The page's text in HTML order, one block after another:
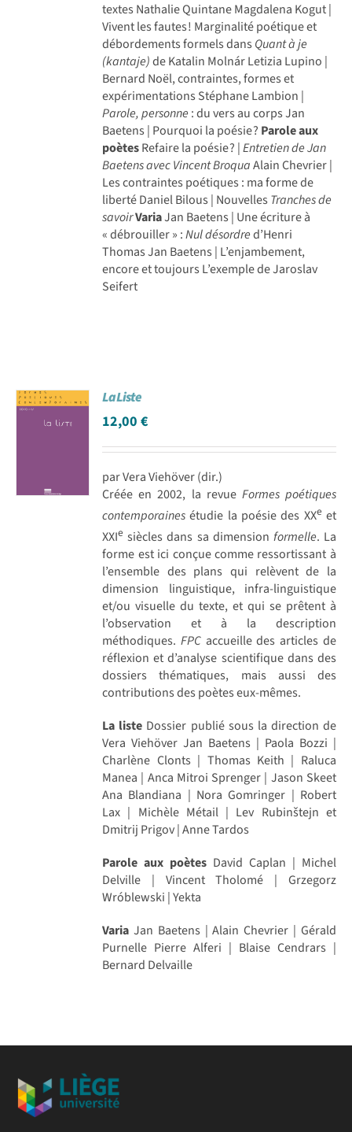
textes Nathalie Quintane Magdalena Kogut |
Vivent les fautes ! Marginalité poétique et
déborde­ments formels dans Quant à je
(kantaje)de Katalin Molnár Letizia Lupino |
Bernard Noël, contraintes, formes et
expérimentations Stéphane Lambion |
Parole, personne : du vers au corps Jan
Baetens | Pourquoi la poésie ? Parole aux
poètesRefaire la poésie ? |Entretien de Jan
Baetens avec Vincent BroquaAlain Chevrier |
Les contraintes poétiques : ma forme de
liberté Daniel Bilous | Nouvelles Tranches de
savoirVariaJan Baetens | Une écriture à
« débrouiller » :Nul désordred’Henri
Thomas Jan Baetens | L’enjambement,
encore et toujours L’exemple de Jaroslav
Seifert
La Liste
12,00€
par Vera Viehöver (dir.)
Créée en 2002, la revue Formes poétiques
contemporaines étudie la poésie des XXe et
XXIe siècles dans sa dimension formelle. La
forme est ici conçue comme ressortissant à
l’ensemble des plans qui relèvent de la
dimension linguistique, infra-linguistique
et/ou visuelle du texte, et qui se prêtent à
l’observation et à la description
méthodiques. FPCaccueille des articles de
réflexion et d’analyse scientifique dans des
dossiers thématiques, mais aussi des
contributions des poètes eux-mêmes.
La liste Dossier publié sous la direction de
Vera Viehöver Jan Baetens | Paola Bozzi |
Charlène Clonts | Thomas Keith | Raluca
Manea | Anca Mitroi Sprenger | Jason Skeet
Ana Blandiana | Nora Gomringer | Robert
Lax | Michèle Métail | Lev Rubinštejn et
Dmitrij Prigov | Anne Tardos
Parole aux poètes David Caplan | Michel
Delville | Vincent Tholomé | Grzegorz
Wróblewski | Yekta
Varia Jan Baetens | Alain Chevrier | Gérald
Purnelle Pierre Alferi | Blaise Cendrars |
Bernard Delvaille